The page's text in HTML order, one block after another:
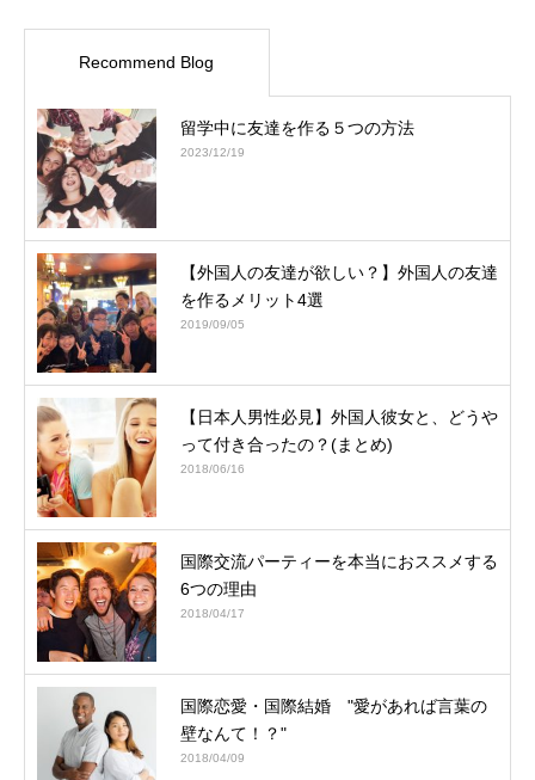
Recommend Blog
留学中に友達を作る５つの方法
2023/12/19
【外国人の友達が欲しい？】外国人の友達
を作るメリット4選
2019/09/05
【日本人男性必見】外国人彼女と、どうや
って付き合ったの？(まとめ)
2018/06/16
国際交流パーティーを本当におススメする
6つの理由
2018/04/17
国際恋愛・国際結婚 "愛があれば言葉の
壁なんて！？"
2018/04/09